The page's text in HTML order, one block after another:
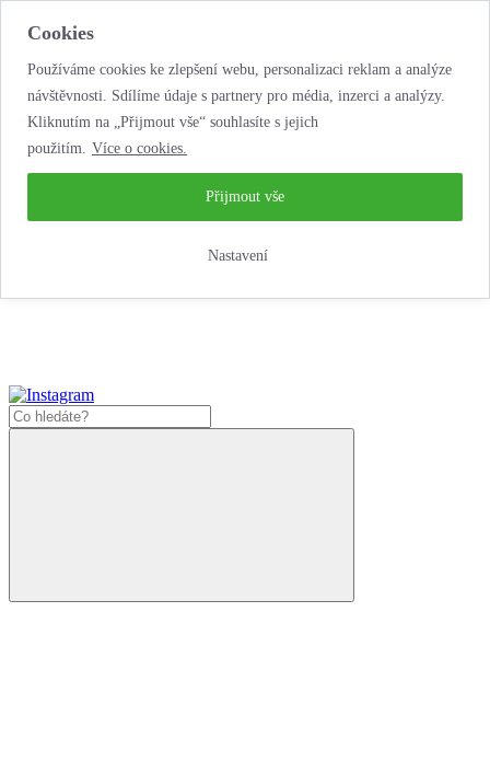
Cookies
Používáme cookies ke zlepšení webu, personalizaci reklam a analýze
návštěvnosti. Sdílíme údaje s partnery pro média, inzerci a analýzy.
Kliknutím na „Přijmout vše“ souhlasíte s jejich
použitím. Více o cookies.
Nastavení
Přijmout vše
...neobyčejná jízda životem!